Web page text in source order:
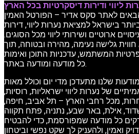
ליווי ודירות דיסקרטיות בכל הארץ
לאתר סקס אדיר – הפורטל האמין
בישראל למציאת נערות ליווי, דירות
ארוטיים ושירותי ליווי מכל הסוגים.
גלישה נעימה, מהירה ובטוחה, תוך
המשתמש, עדכניות התוכן ואימות
כל מודעה ומודעה באתר.
שלנו מתעדכן מדי יום וכולל מאות
של נערות ליווי ישראליות, רוסיות,
מכל רחבי הארץ – תל אביב, חיפה,
אילת, באר שבע, נתניה, פתח תקווה
כל מודעה שמפורסמת, כדי להבטיח
ואמין, ולהעניק לך שקט נפשי וביטחון